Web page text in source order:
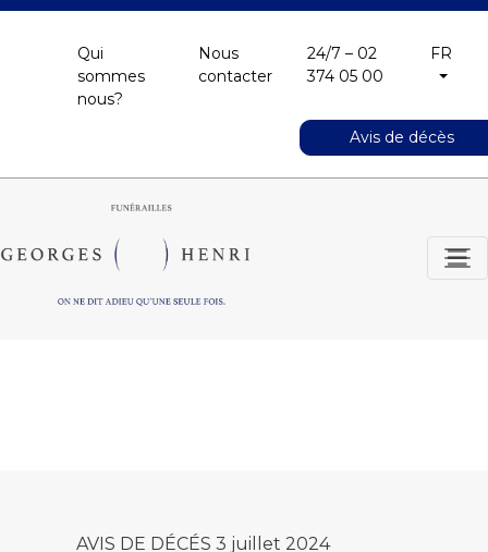
Qui
sommes
nous?
Nous
contacter
24/7 – 02
374 05 00
FR
Avis de décès
AVIS DE DÉCÉS 3 juillet 2024